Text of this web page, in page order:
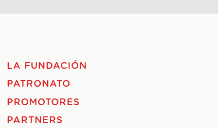
LA FUNDACIÓN
PATRONATO
PROMOTORES
PARTNERS